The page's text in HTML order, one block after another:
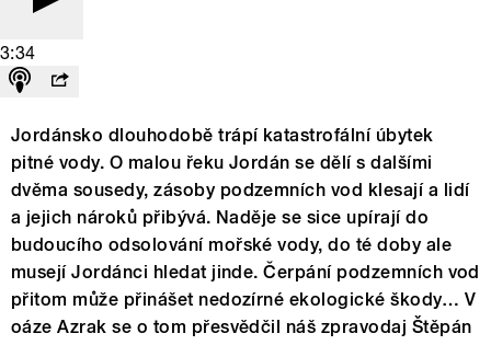
3:34
Jordánsko dlouhodobě trápí katastrofální úbytek
pitné vody. O malou řeku Jordán se dělí s dalšími
dvěma sousedy, zásoby podzemních vod klesají a lidí
a jejich nároků přibývá. Naděje se sice upírají do
budoucího odsolování mořské vody, do té doby ale
musejí Jordánci hledat jinde. Čerpání podzemních vod
přitom může přinášet nedozírné ekologické škody… V
oáze Azrak se o tom přesvědčil náš zpravodaj Štěpán